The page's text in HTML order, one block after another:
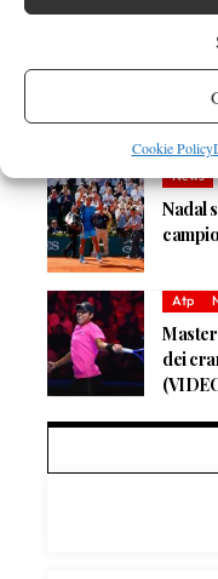
Cookie Policy
News
Nadal
Atp
dei